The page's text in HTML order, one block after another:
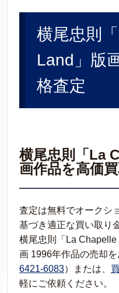
横尾忠則
Land」版
格査定
横尾忠則「La
画作品を高価
査定は無料でオークシ
基づき適正な買い取り
横尾忠則「La
画 1996年作品の売却
6421-6083）または、
軽にご依頼ください。